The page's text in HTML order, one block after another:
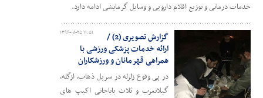
خدمات درمانی و توزیع اقلام دارویی و وسایل گرمایشی ادامه دارد.
۱۳۹۶-۰۸-۲۵ ۱۱:۵۱
گزارش تصویری (2) /
ارائه خدمات پزشکی ورزشی با
همراهی قهرمانان و ورزشکاران
در پی وقوع زلزله در سرپل ذهاب، ازگله،
گیلانغرب و ثلاث باباجانی اکیپ های